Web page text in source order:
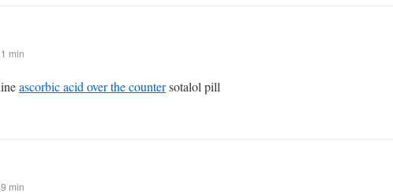
min
ascorbic acid over the countersotalol pill
min